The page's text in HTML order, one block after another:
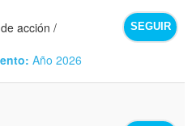
SEGUIR
acción /
Año 2026